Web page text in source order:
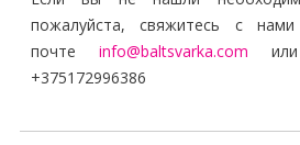
пожалуйста, свяжитесь с
почте info@baltsvarka.com
+375172996386